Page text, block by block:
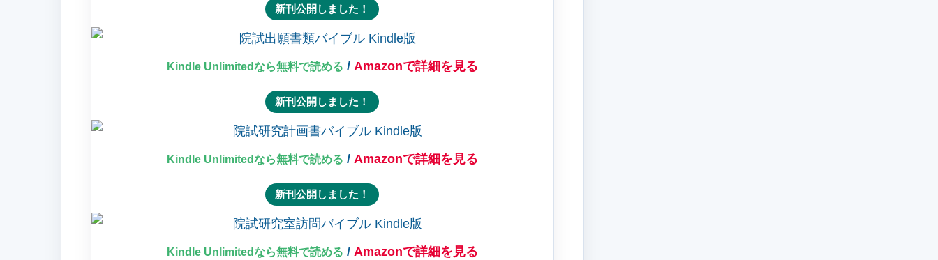
新刊公開しました！
Kindle Unlimitedなら無料で読める / Amazonで詳細を見る
新刊公開しました！
Kindle Unlimitedなら無料で読める / Amazonで詳細を見る
新刊公開しました！
Kindle Unlimitedなら無料で読める / Amazonで詳細を見る